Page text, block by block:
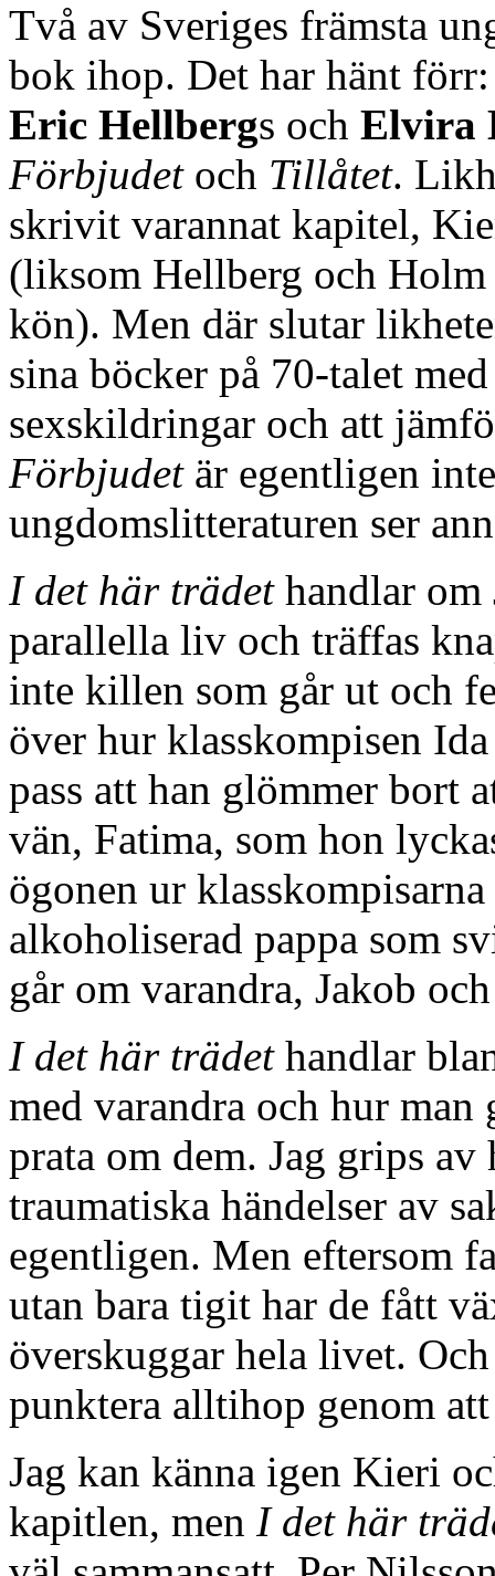
Två av Sveriges främsta
bok ihop. Det har hänt
Eric Hellbergs och Elvira
Förbjudetoch Tillåtet.
skrivit varannat kapitel,
(liksom Hellberg och Holm
kön). Men där slutar
sina böcker på 70-talet
sexskildringar och att
Förbjudetär egentligen
ungdomslitteraturen ser
I det här trädethandlar om
parallella liv och träffas
inte killen som går ut och
över hur klasskompisen
pass att han glömmer bort
vän, Fatima, som hon
ögonen ur
alkoholiserad pappa som
går om varandra, Jakob
I det här trädethandlar
med varandra och hur man
prata om dem. Jag grips
traumatiska händelser av
egentligen. Men eftersom
utan bara tigit har de fått
överskuggar hela livet.
punktera alltihop genom
Jag kan känna igen Kieri
kapitlen, men I det här